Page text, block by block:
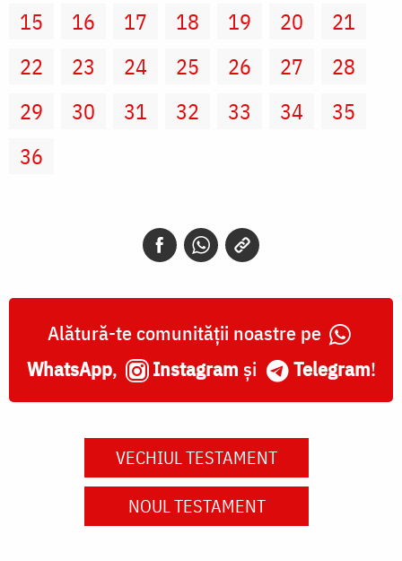
15
16 17 18 19 20
21
22
23 24 25 26 27
28
29
30 31 32 33 34
35
36
Alătură-te comunității noastre pe
WhatsApp, Instagram și Telegram!
VECHIUL TESTAMENT
NOUL TESTAMENT